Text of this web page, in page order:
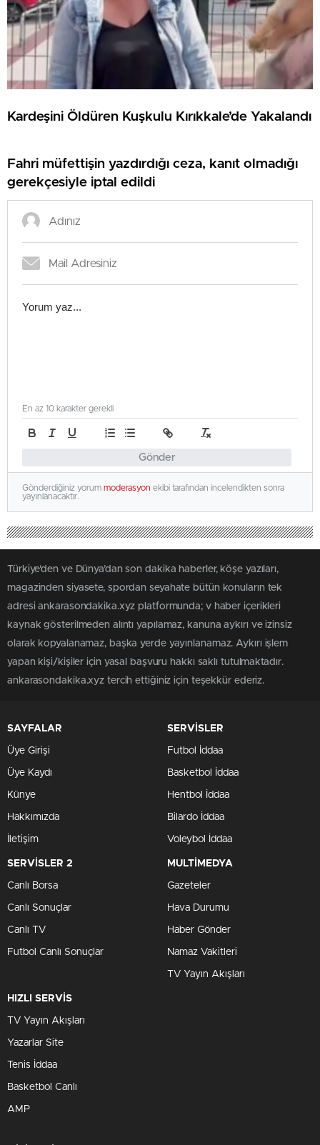
Kardeşini Öldüren Kuşkulu Kırıkkale’de Yakalandı
Fahri müfettişin yazdırdığı ceza, kanıt olmadığı
gerekçesiyle iptal edildi
Gönder
En az 10 karakter gerekli
Gönderdiğiniz yorum moderasyon ekibi tarafından incelendikten sonra
yayınlanacaktır.
Türkiye'den ve Dünya’dan son dakika haberler, köşe yazıları,
magazinden siyasete, spordan seyahate bütün konuların tek
adresi ankarasondakika.xyz platformunda; v haber içerikleri
kaynak gösterilmeden alıntı yapılamaz, kanuna aykırı ve izinsiz
olarak kopyalanamaz, başka yerde yayınlanamaz. Aykırı işlem
yapan kişi/kişiler için yasal başvuru hakkı saklı tutulmaktadır.
ankarasondakika.xyz tercih ettiğiniz için teşekkür ederiz.
SAYFALAR
Üye Girişi
Üye Kaydı
Künye
Hakkımızda
İletişim
SERVİSLER
Futbol İddaa
Basketbol İddaa
Hentbol İddaa
Bilardo İddaa
Voleybol İddaa
SERVİSLER 2
Canlı Borsa
Canlı Sonuçlar
Canlı TV
Futbol Canlı Sonuçlar
MULTİMEDYA
Gazeteler
Hava Durumu
Haber Gönder
Namaz Vakitleri
TV Yayın Akışları
HIZLI SERVİS
TV Yayın Akışları
Yazarlar Site
Tenis İddaa
Basketbol Canlı
AMP